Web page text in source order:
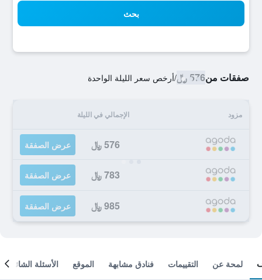
بحث
صفقات من576 ﷼ /أرخص سعر الليلة الواحدة
مزود الإجمالي في الليلة
576 ﷼ عرض الصفقة
783 ﷼ عرض الصفقة
985 ﷼ عرض الصفقة
لمحة عن التقييمات فنادق مشابهة الموقع الأسئلة الشائعة